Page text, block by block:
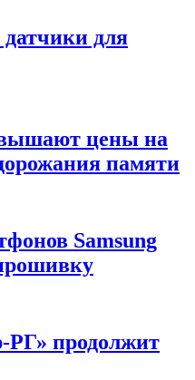
для
цены на
памяти
Samsung
РГ» продолжит